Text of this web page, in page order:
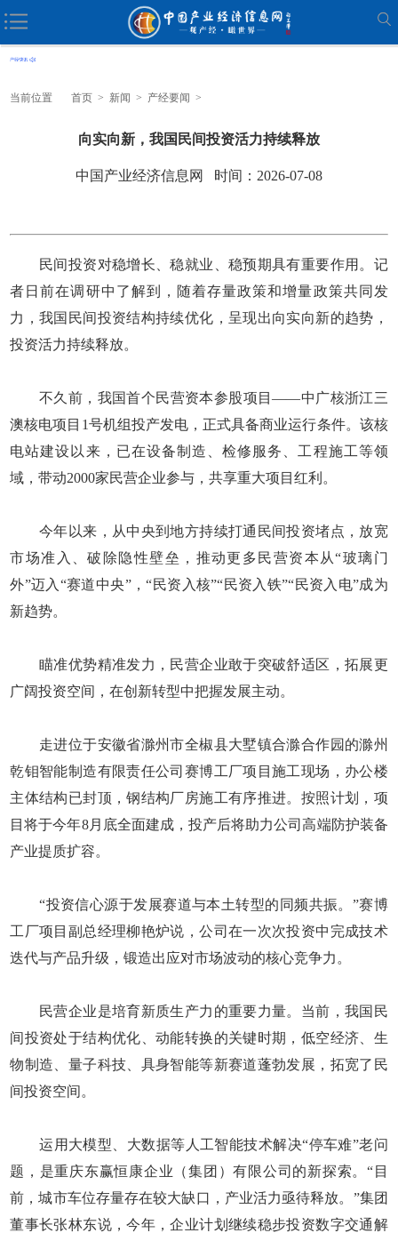
当前位置 首页 > 新闻 > 产经要闻 >
向实向新，我国民间投资活力持续释放
中国产业经济信息网 时间：2026-07-08
民间投资对稳增长、稳就业、稳预期具有重要作用。记
者日前在调研中了解到，随着存量政策和增量政策共同发
力，我国民间投资结构持续优化，呈现出向实向新的趋势，
投资活力持续释放。
不久前，我国首个民营资本参股项目——中广核浙江三
澳核电项目1号机组投产发电，正式具备商业运行条件。该核
电站建设以来，已在设备制造、检修服务、工程施工等领
域，带动2000家民营企业参与，共享重大项目红利。
今年以来，从中央到地方持续打通民间投资堵点，放宽
市场准入、破除隐性壁垒，推动更多民营资本从“玻璃门
外”迈入“赛道中央”，“民资入核”“民资入铁”“民资入电”成为
新趋势。
瞄准优势精准发力，民营企业敢于突破舒适区，拓展更
广阔投资空间，在创新转型中把握发展主动。
走进位于安徽省滁州市全椒县大墅镇合滁合作园的滁州
乾钼智能制造有限责任公司赛博工厂项目施工现场，办公楼
主体结构已封顶，钢结构厂房施工有序推进。按照计划，项
目将于今年8月底全面建成，投产后将助力公司高端防护装备
产业提质扩容。
“投资信心源于发展赛道与本土转型的同频共振。”赛博
工厂项目副总经理柳艳炉说，公司在一次次投资中完成技术
迭代与产品升级，锻造出应对市场波动的核心竞争力。
民营企业是培育新质生产力的重要力量。当前，我国民
间投资处于结构优化、动能转换的关键时期，低空经济、生
物制造、量子科技、具身智能等新赛道蓬勃发展，拓宽了民
间投资空间。
运用大模型、大数据等人工智能技术解决“停车难”老问
题，是重庆东赢恒康企业（集团）有限公司的新探索。“目
前，城市车位存量存在较大缺口，产业活力亟待释放。”集团
董事长张林东说，今年，企业计划继续稳步投资数字交通解